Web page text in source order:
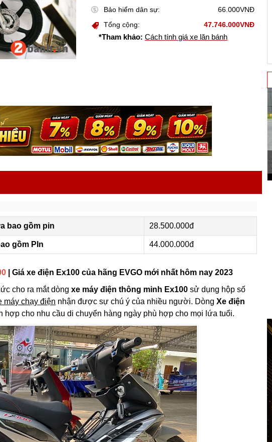
Bảo hiểm dân sự:
66.000VNĐ
Tổng cộng:
47.746.000VNĐ
*Tham khảo: Cách tính giá xe lăn bánh
bao gồm pin 28.500.000đ
gồm PIn 44.000.000đ
| Giá xe điện Ex100 của hãng EVGO mới nhất hôm nay 2023
cho ra mắt dòng xe máy điện thông minh Ex100 sử dụng hộp số
máy chạy điện nhận được sự chú ý của nhiều người. Dòng Xe điện
hợp cho nhu cầu di chuyển hàng ngày phù hợp cho mọi lứa tuổi.